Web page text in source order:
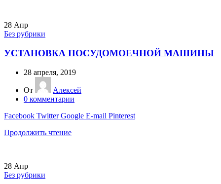
28 Апр
Без рубрики
УСТАНОВКА ПОСУДОМОЕЧНОЙ МАШИНЫ
28 апреля, 2019
От
Алексей
0 комментарии
Facebook Twitter Google E-mail Pinterest
Продолжить чтение
28 Апр
Без рубрики